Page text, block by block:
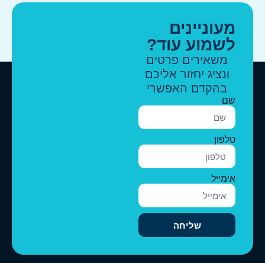
מעוניינים
לשמוע עוד?
משאירים פרטים
ונציג יחזור אליכם
בהקדם האפשרי
אימייל
שליחה